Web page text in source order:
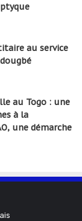
au service
au Togo : une
à la
une démarche